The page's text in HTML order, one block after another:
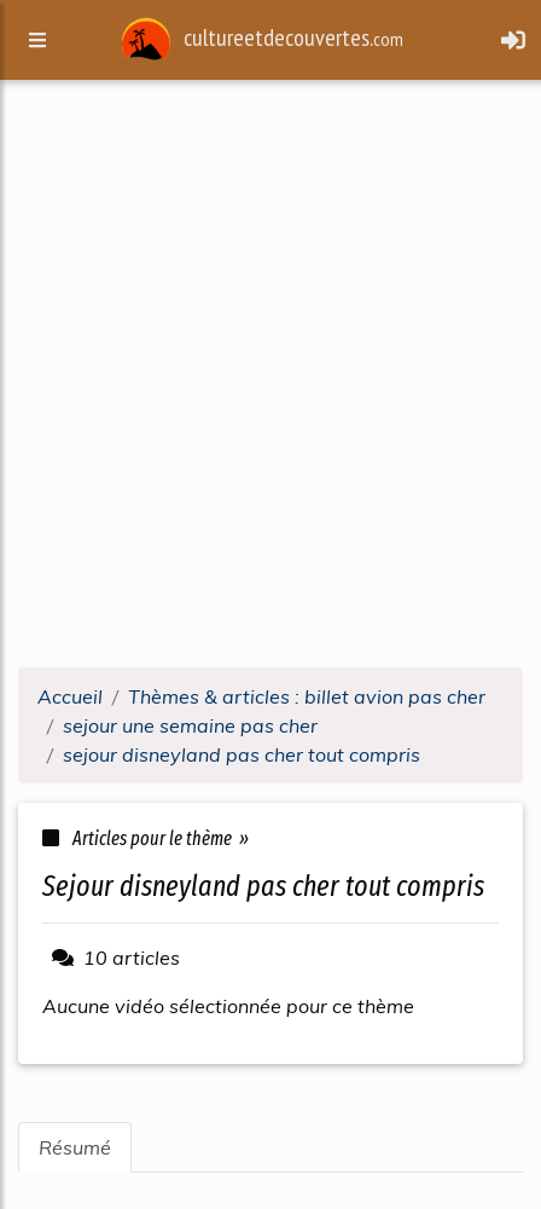
cultureetdecouvertes.com
Accueil
Thèmes & articles : billet avion pas cher
sejour une semaine pas cher
sejour disneyland pas cher tout compris
Articles pour le thème »
sejour disneyland pas cher tout compris
10 articles
Aucune vidéo sélectionnée pour ce thème
Résumé